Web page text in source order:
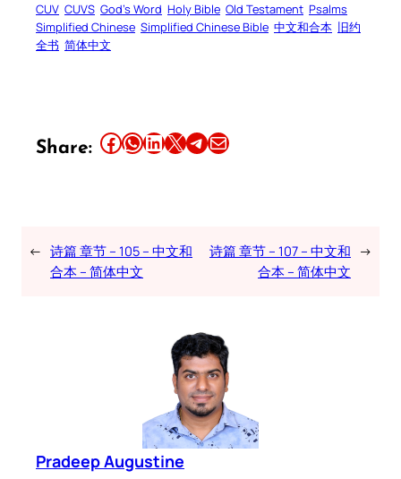
CUV CUVS God’s Word Holy Bible Old Testament Psalms
Simplified Chinese Simplified Chinese Bible 中文和合本 旧约
全书 简体中文
Share: Share this article on Facebook Share this article on WhatsApp Share this article on LinkedIn Share this article on X Share this article on TelegramEmail this Article
← 诗篇 章节 – 105 – 中文和
合本 – 简体中文
诗篇 章节 – 107 – 中文和
合本 – 简体中文
→
Pradeep Augustine